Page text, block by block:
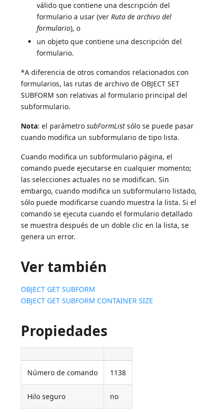
válido que contiene una descripción del
formulario a usar (verRuta de archivo del
formulario), o
un objeto que contiene una descripción del
formulario.
*A diferencia de otros comandos relacionados con
formularios, las rutas de archivo de OBJECT SET
SUBFORM son relativas al formulario principal del
subformulario.
Nota: el parámetrosubFormList sólo se puede pasar
cuando modifica un subformulario de tipo lista.
Cuando modifica un subformulario página, el
comando puede ejecutarse en cualquier momento;
las selecciones actuales no se modifican. Sin
embargo, cuando modifica un subformulario listado,
sólo puede modificarse cuando muestra la lista. Si el
comando se ejecuta cuando el formulario detallado
se muestra después de un doble clic en la lista, se
genera un error.
Ver también
OBJECT GET SUBFORM
OBJECT GET SUBFORM CONTAINER SIZE
Propiedades
Número de comando 1138
Hilo seguro no